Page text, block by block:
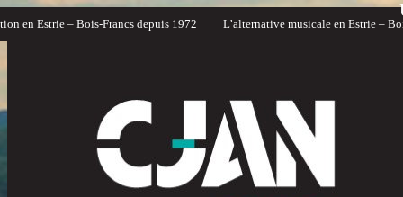
en Estrie – Bois-Francs depuis 1972 L’alternative musicale en Estrie –